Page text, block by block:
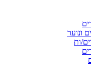
ונוער
ות